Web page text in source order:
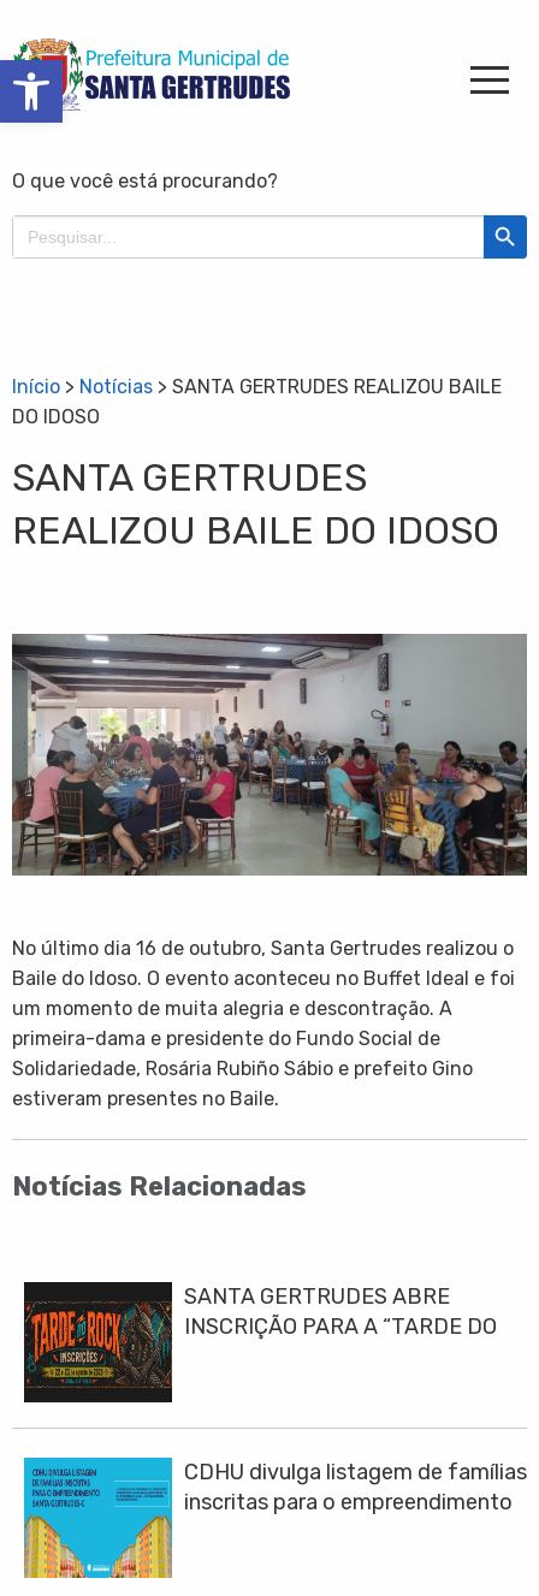
Barra de Ferramentas Aberta
O que você está procurando?
Search
for:
Search
Início > Notícias > SANTA GERTRUDES REALIZOU BAILE
DO IDOSO
SANTA GERTRUDES
REALIZOU BAILE DO IDOSO
No último dia 16 de outubro, Santa Gertrudes realizou o
Baile do Idoso. O evento aconteceu no Buffet Ideal e foi
um momento de muita alegria e descontração. A
primeira-dama e presidente do Fundo Social de
Solidariedade, Rosária Rubiño Sábio e prefeito Gino
estiveram presentes no Baile.
Notícias Relacionadas
SANTA GERTRUDES ABRE
INSCRIÇÃO PARA A “TARDE DO
CDHU divulga listagem de famílias
inscritas para o empreendimento